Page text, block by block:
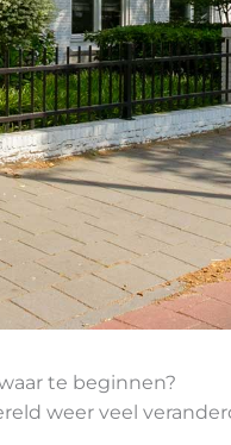
te beginnen?
weer veel